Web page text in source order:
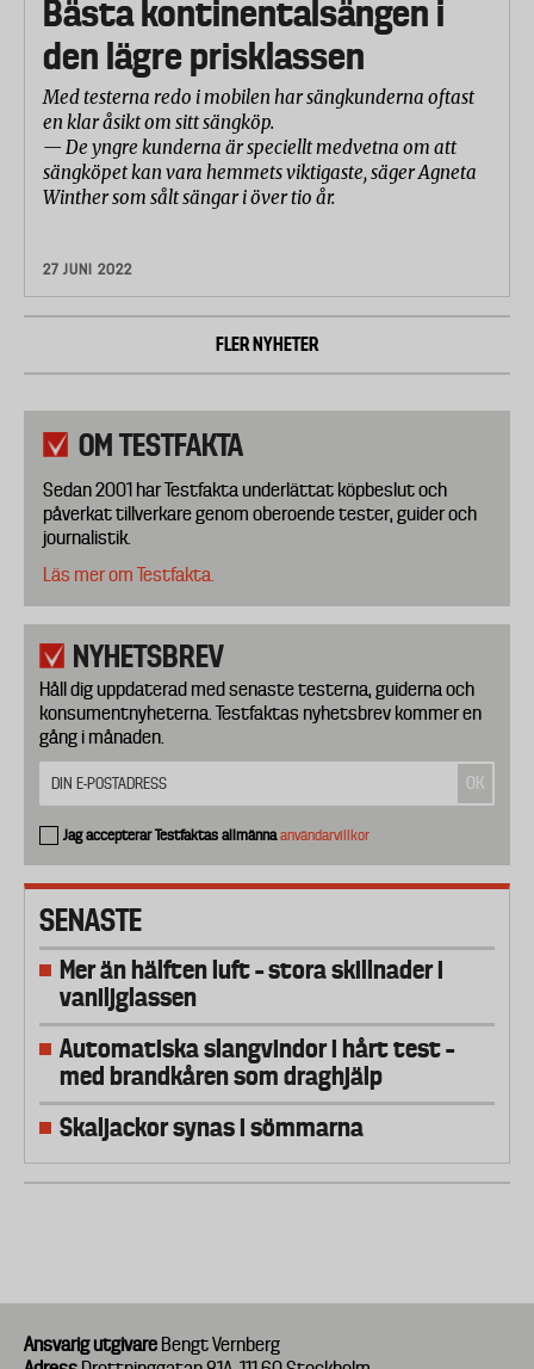
Bästa kontinentalsängen i
den lägre prisklassen
Med testerna redo i mobilen har sängkunderna oftast
en klar åsikt om sitt sängköp.
— De yngre kunderna är speciellt medvetna om att
sängköpet kan vara hemmets viktigaste, säger Agneta
Winther som sålt sängar i över tio år.
27 JUNI 2022
FLER NYHETER
OM TESTFAKTA
Sedan 2001 har Testfakta underlättat köpbeslut och
påverkat tillverkare genom oberoende tester, guider och
journalistik.
Läs mer om Testfakta.
NYHETSBREV
Håll dig uppdaterad med senaste testerna, guiderna och
konsumentnyheterna. Testfaktas nyhetsbrev kommer en
gång i månaden.
Jag accepterar Testfaktas allmännaanvändarvillkor
SENASTE
Mer än hälften luft – stora skillnader i
vaniljglassen
Automatiska slangvindor i hårt test –
med brandkåren som draghjälp
Skaljackor synas i sömmarna
Ansvarig utgivare Bengt Vernberg